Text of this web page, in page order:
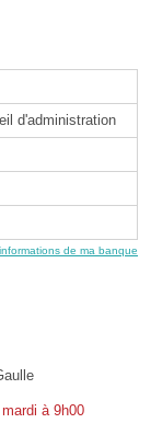
d'administration
de ma banque
à 9h00